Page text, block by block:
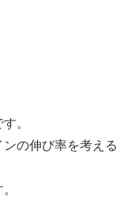
。
の伸び率を考える